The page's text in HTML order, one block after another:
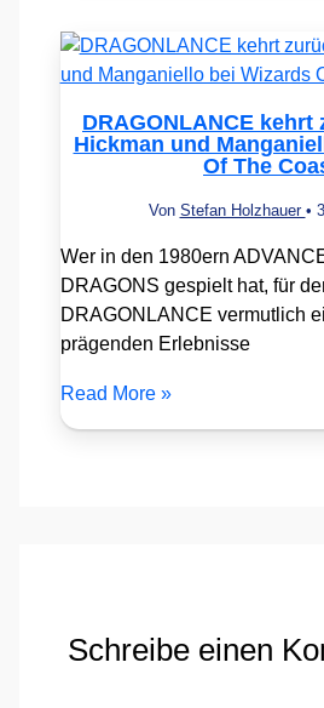
DRAGONLANCE kehrt
Hickman und
Of The
Von Stefan Holzhauer •
Wer in den 1980ern
DRAGONS gespielt hat, für
DRAGONLANCE vermutlich
prägenden Erlebnisse
Read More »
Schreibe einen